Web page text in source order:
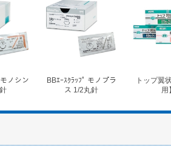
ノシン
BBｴｰｽｸﾗｯﾌﾟ モノプラ
ス 1/2丸針
トップ翼
用】